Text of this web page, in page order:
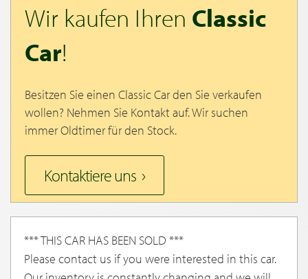
Wir kaufen Ihren Classic
Car!
Besitzen Sie einen Classic Car den Sie verkaufen
wollen? Nehmen Sie Kontakt auf. Wir suchen
immer Oldtimer für den Stock.
Kontaktiere uns
*** THIS CAR HAS BEEN SOLD ***
Please contact us if you were interested in this car.